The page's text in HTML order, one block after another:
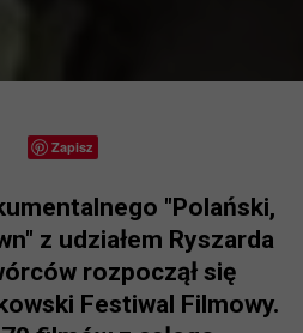
Zapisz
"Polański,
z udziałem Ryszarda
rozpoczął się
Festiwal Filmowy.